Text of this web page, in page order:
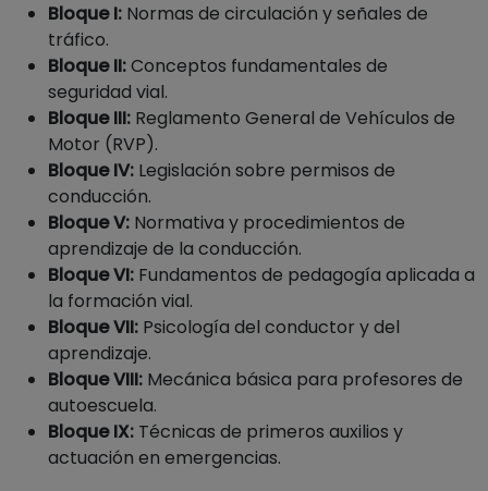
Bloque I: Normas de circulación y señales de
tráfico.
Bloque II:Conceptos fundamentales de
seguridad vial.
Bloque III: Reglamento General de Vehículos de
Motor (RVP).
Bloque IV: Legislación sobre permisos de
conducción.
Bloque V: Normativa y procedimientos de
aprendizaje de la conducción.
Bloque VI: Fundamentos de pedagogía aplicada a
la formación vial.
Bloque VII: Psicología del conductor y del
aprendizaje.
Bloque VIII: Mecánica básica para profesores de
autoescuela.
Bloque IX: Técnicas de primeros auxilios y
actuación en emergencias.